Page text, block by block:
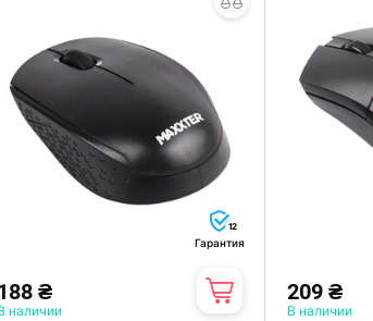
12
Гарантия
₴
наличии
209 ₴
В наличии